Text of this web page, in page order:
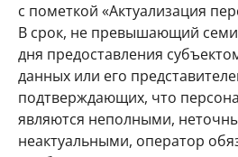
с пометкой «Актуализация
В срок, не превышающий
дня предоставления
данных или его
подтверждающих, что
являются неполными,
неактуальными, оператор